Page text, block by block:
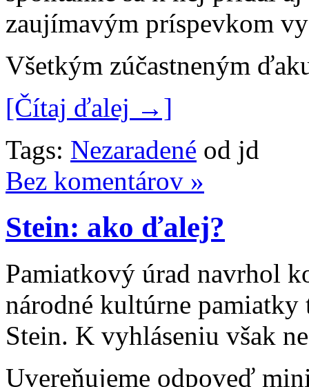
zaujímavým príspevkom
Všetkým zúčastneným
[Čítaj ďalej →]
Tags: Nezaradené od jd
Bez komentárov »
Stein: ako ďalej?
Pamiatkový úrad navrhol
národné kultúrne
Stein. K vyhláseniu však
Uvereňujeme odpoveď